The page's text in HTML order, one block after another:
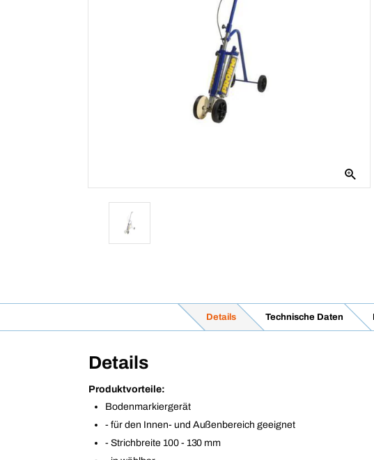
Details Technische Daten
Details
Produktvorteile:
Bodenmarkiergerät
- für den Innen- und Außenbereich geeignet
- Strichbreite 100 - 130 mm